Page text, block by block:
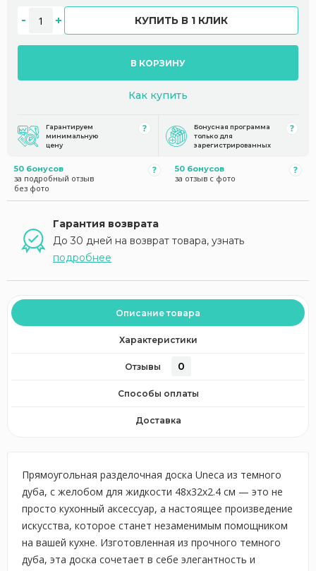
КУПИТЬ В 1 КЛИК
В КОРЗИНУ
Как купить
Гарантируем
минимальную
цену
Бонусная программа
только для
зарегистрированных
50 бонусов
за подробный отзыв
без фото
50 бонусов
за отзыв с фото
Гарантия возврата
До 30 дней на возврат товара, узнать
подробнее
Описание товара
Характеристики
Отзывы 0
Способы оплаты
Доставка
Прямоугольная разделочная доска Uneca из темного
дуба, с желобом для жидкости 48x32x2.4 см — это не
просто кухонный аксессуар, а настоящее произведение
искусства, которое станет незаменимым помощником
на вашей кухне. Изготовленная из прочного темного
дуба, эта доска сочетает в себе элегантность и